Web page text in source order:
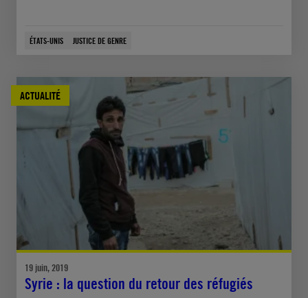
ÉTATS-UNIS JUSTICE DE GENRE
ACTUALITÉ
19 juin, 2019
Syrie : la question du retour des réfugiés